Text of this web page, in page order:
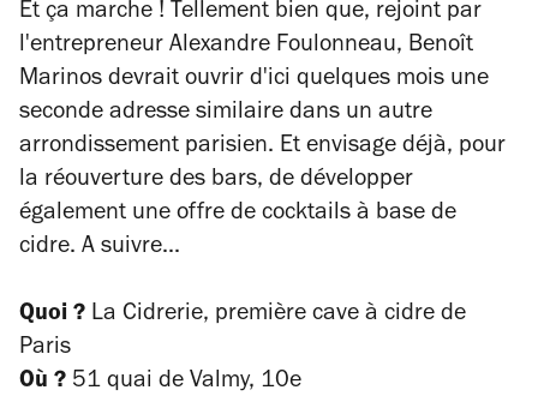
Et ça marche ! Tellement bien que, rejoint par
l'entrepreneur Alexandre Foulonneau, Benoît
Marinos devrait ouvrir d'ici quelques mois une
seconde adresse similaire dans un autre
arrondissement parisien. Et envisage déjà, pour
la réouverture des bars, de développer
également une offre de cocktails à base de
cidre. A suivre...
Quoi ? La Cidrerie, première cave à cidre de
Paris
Où ? 51 quai de Valmy, 10e